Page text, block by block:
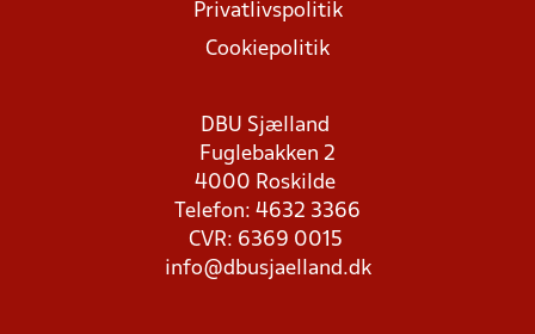
Privatlivspolitik
Cookiepolitik
DBU Sjælland
Fuglebakken 2
4000 Roskilde
Telefon: 4632 3366
CVR: 6369 0015
info@dbusjaelland.dk